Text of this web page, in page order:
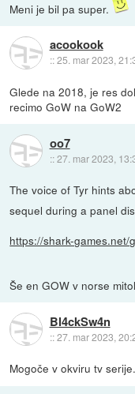
Meni je bil pa super.
acookook
::25. mar 2023,
Glede na 2018, je res
recimo GoW na GoW2
oo7
::27. mar 2023,
The voice of Tyr hints
sequel during a panel
https://shark-games.net/
Še en GOW v norse
Bl4ckSw4n
::27. mar 2023,
Mogoče v okviru tv